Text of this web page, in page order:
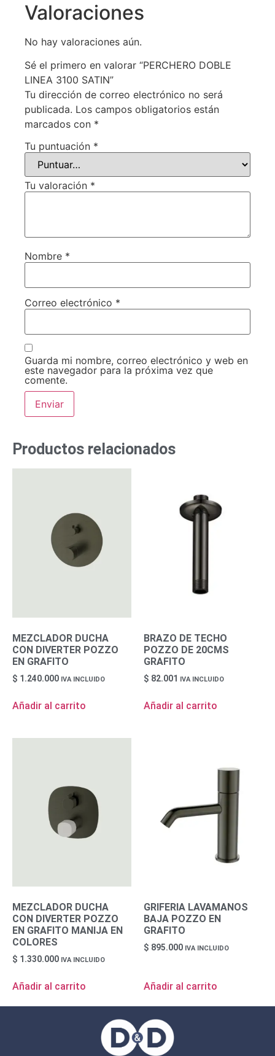
Valoraciones
No hay valoraciones aún.
Sé el primero en valorar “PERCHERO DOBLE
LINEA 3100 SATIN”
Tu dirección de correo electrónico no será
publicada. Los campos obligatorios están
marcados con *
Tu puntuación *
Tu valoración *
Nombre *
Correo electrónico *
Guarda mi nombre, correo electrónico y web en
este navegador para la próxima vez que
comente.
Productos relacionados
MEZCLADOR DUCHA
CON DIVERTER POZZO
EN GRAFITO
$ 1.240.000 IVA INCLUIDO
Añadir al carrito
BRAZO DE TECHO
POZZO DE 20CMS
GRAFITO
$ 82.001 IVA INCLUIDO
Añadir al carrito
MEZCLADOR DUCHA
CON DIVERTER POZZO
EN GRAFITO MANIJA EN
COLORES
$ 1.330.000 IVA INCLUIDO
Añadir al carrito
GRIFERIA LAVAMANOS
BAJA POZZO EN
GRAFITO
$ 895.000 IVA INCLUIDO
Añadir al carrito